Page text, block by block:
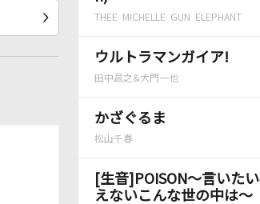
THEE MICHELLE GUN ELEPHANT
ウルトラマンガイア!
田中昌之&大門一也
かざぐるま
松山千春
[生音]POISON～言いた
えないこんな世の中は～